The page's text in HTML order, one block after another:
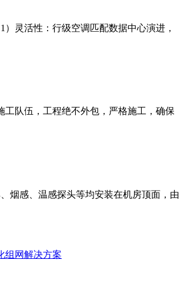
灵活性：行级空调匹配数据中心演进，
工队伍，工程绝不外包，严格施工，确保
烟感、温感探头等均安装在机房顶面，由
组网解决方案